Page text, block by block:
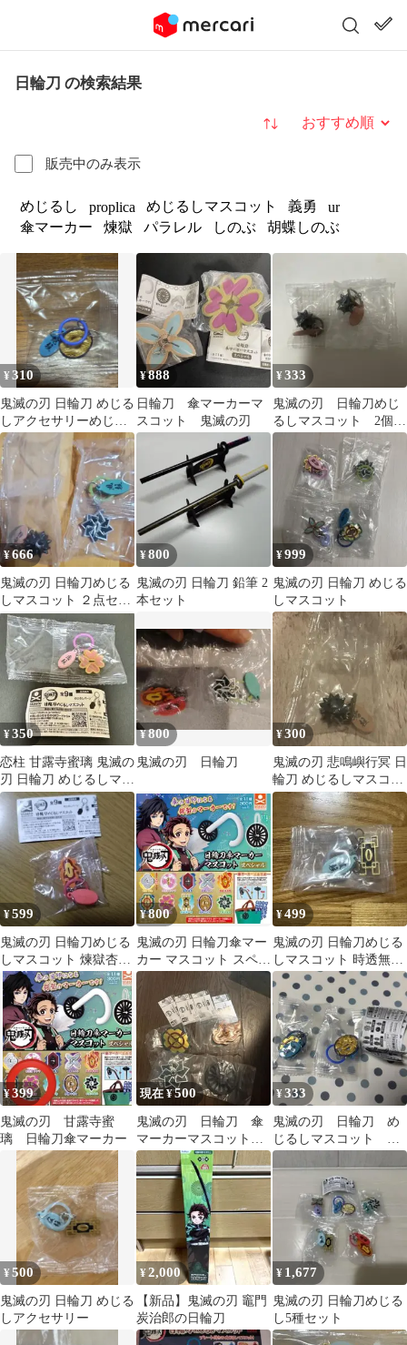
日輪刀 の検索結果
販売中のみ表示
並び替え
めじるし proplica めじるしマスコット 義勇
ur
傘マーカー
煉獄 パラレル しのぶ 胡蝶しのぶ
¥310
鬼滅の刃 日輪刀 めじる
しアクセサリーめじる
しアクセサリー 伊黒
小芭内
¥888
日輪刀 傘マーカーマ
スコット 鬼滅の刃
¥333
鬼滅の刃 日輪刀めじ
るしマスコット 2個セ
ット
¥666
鬼滅の刃 日輪刀めじる
しマスコット ２点セッ
ト
¥800
鬼滅の刃 日輪刀 鉛筆 2
本セット
¥999
鬼滅の刃 日輪刀 めじる
しマスコット
¥350
恋柱 甘露寺蜜璃 鬼滅の
刃 日輪刀 めじるしマス
コット
¥800
鬼滅の刃 日輪刀
¥300
鬼滅の刃 悲鳴嶼行冥 日
輪刀 めじるしマスコッ
ト
¥599
鬼滅の刃 日輪刀めじる
しマスコット 煉獄杏寿
郎
¥800
鬼滅の刃 日輪刀傘マー
カー マスコット スペシ
ャル ガチャ
¥499
鬼滅の刃 日輪刀めじる
しマスコット 時透無一
郎
¥399
鬼滅の刃 甘露寺蜜
璃 日輪刀傘マーカー
現在 ¥500
鬼滅の刃 日輪刀 傘
マーカーマスコット
参の型 4個セット
¥333
鬼滅の刃 日輪刀 め
じるしマスコット チ
ャーム 音柱 蛇柱
ガチャ まとめ売り
¥500
鬼滅の刃 日輪刀 めじる
しアクセサリー
¥2,000
【新品】鬼滅の刃 竈門
炭治郎の日輪刀
¥ 1,677
鬼滅の刃 日輪刀めじる
し5種セット